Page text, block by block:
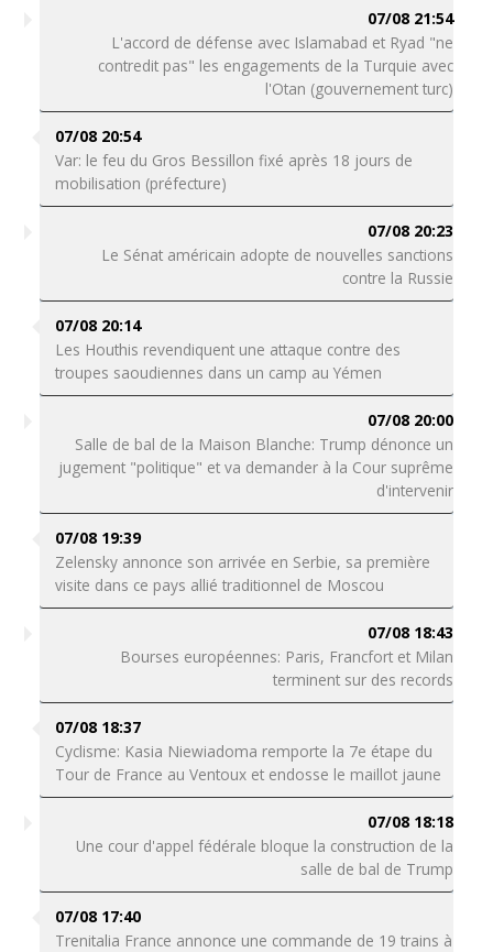
07/08 21:54
L'accord de défense avec Islamabad et Ryad "ne
contredit pas" les engagements de la Turquie avec
l'Otan (gouvernement turc)
07/08 20:54
Var: le feu du Gros Bessillon fixé après 18 jours de
mobilisation (préfecture)
07/08 20:23
Le Sénat américain adopte de nouvelles sanctions
contre la Russie
07/08 20:14
Les Houthis revendiquent une attaque contre des
troupes saoudiennes dans un camp au Yémen
07/08 20:00
Salle de bal de la Maison Blanche: Trump dénonce un
jugement "politique" et va demander à la Cour suprême
d'intervenir
07/08 19:39
Zelensky annonce son arrivée en Serbie, sa première
visite dans ce pays allié traditionnel de Moscou
07/08 18:43
Bourses européennes: Paris, Francfort et Milan
terminent sur des records
07/08 18:37
Cyclisme: Kasia Niewiadoma remporte la 7e étape du
Tour de France au Ventoux et endosse le maillot jaune
07/08 18:18
Une cour d'appel fédérale bloque la construction de la
salle de bal de Trump
07/08 17:40
Trenitalia France annonce une commande de 19 trains à